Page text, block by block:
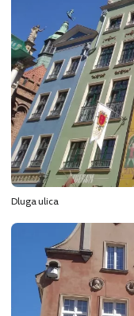
Dluga ulica